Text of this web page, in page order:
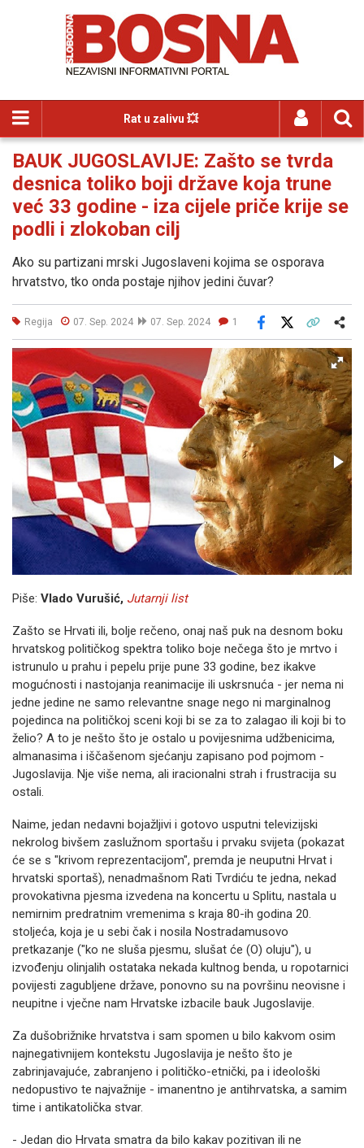
Rat u zalivu 💥
BAUK JUGOSLAVIJE: Zašto se tvrda
desnica toliko boji države koja trune
već 33 godine - iza cijele priče krije se
podli i zlokoban cilj
Ako su partizani mrski Jugoslaveni kojima se osporava
hrvatstvo, tko onda postaje njihov jedini čuvar?
Regija 07. Sep. 2024 07. Sep. 2024 1
Facebook
Piše: Vlado Vurušić, Jutarnji list
Zašto se Hrvati ili, bolje rečeno, onaj naš puk na desnom boku
hrvatskog političkog spektra toliko boje nečega što je mrtvo i
istrunulo u prahu i pepelu prije pune 33 godine, bez ikakve
mogućnosti i nastojanja reanimacije ili uskrsnuća - jer nema ni
jedne jedine ne samo relevantne snage nego ni marginalnog
pojedinca na političkoj sceni koji bi se za to zalagao ili koji bi to
želio? A to je nešto što je ostalo u povijesnima udžbenicima,
almanasima i iščašenom sjećanju zapisano pod pojmom -
Jugoslavija. Nje više nema, ali iracionalni strah i frustracija su
ostali.
Naime, jedan nedavni bojažljivi i gotovo usputni televizijski
nekrolog bivšem zaslužnom sportašu i prvaku svijeta (pokazat
će se s "krivom reprezentacijom", premda je neuputni Hrvat i
hrvatski sportaš), nenadmašnom Rati Tvrdiću te jedna, nekad
provokativna pjesma izvedena na koncertu u Splitu, nastala u
nemirnim predratnim vremenima s kraja 80-ih godina 20.
stoljeća, koja je u sebi čak i nosila Nostradamusovo
pretkazanje ("ko ne sluša pjesmu, slušat će (O) oluju"), u
izvođenju olinjalih ostataka nekada kultnog benda, u ropotarnici
povijesti zagubljene države, ponovno su na površinu neovisne i
neupitne i vječne nam Hrvatske izbacile bauk Jugoslavije.
Za dušobrižnike hrvatstva i sam spomen u bilo kakvom osim
najnegativnijem kontekstu Jugoslavija je nešto što je
zabrinjavajuće, zabranjeno i političko-etnički, pa i ideološki
nedopustivo te najvažnije - imanentno je antihrvatska, a samim
time i antikatolička stvar.
- Jedan dio Hrvata smatra da bilo kakav pozitivan ili ne